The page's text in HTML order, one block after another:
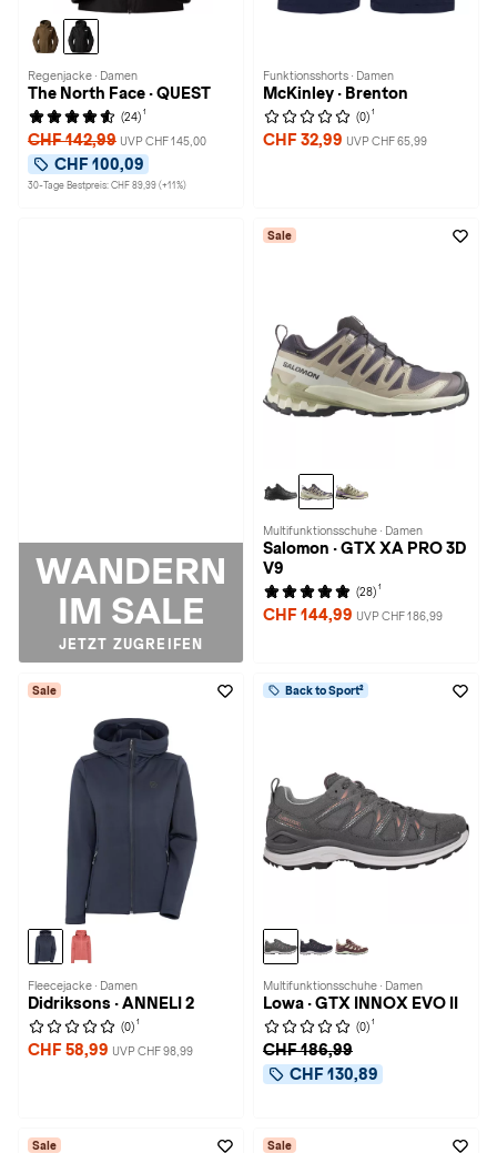
Regenjacke · Damen
The North Face · QUEST
(24) 1
CHF 142,99 UVP CHF 145,00
CHF 100,09
30-Tage Bestpreis: CHF 89,99 (+11%)
Funktionsshorts · Damen
McKinley · Brenton
(0) 1
CHF 32,99 UVP CHF 65,99
WANDERN
IM SALE
JETZT ZUGREIFEN
Sale
Multifunktionsschuhe · Damen
Salomon · GTX XA PRO 3D
V9
(28) 1
CHF 144,99 UVP CHF 186,99
Sale
Fleecejacke · Damen
Didriksons · ANNELI 2
(0) 1
CHF 58,99 UVP CHF 98,99
Back to Sport²
Multifunktionsschuhe · Damen
Lowa · GTX INNOX EVO II
(0) 1
CHF 186,99
CHF 130,89
Sale Sale